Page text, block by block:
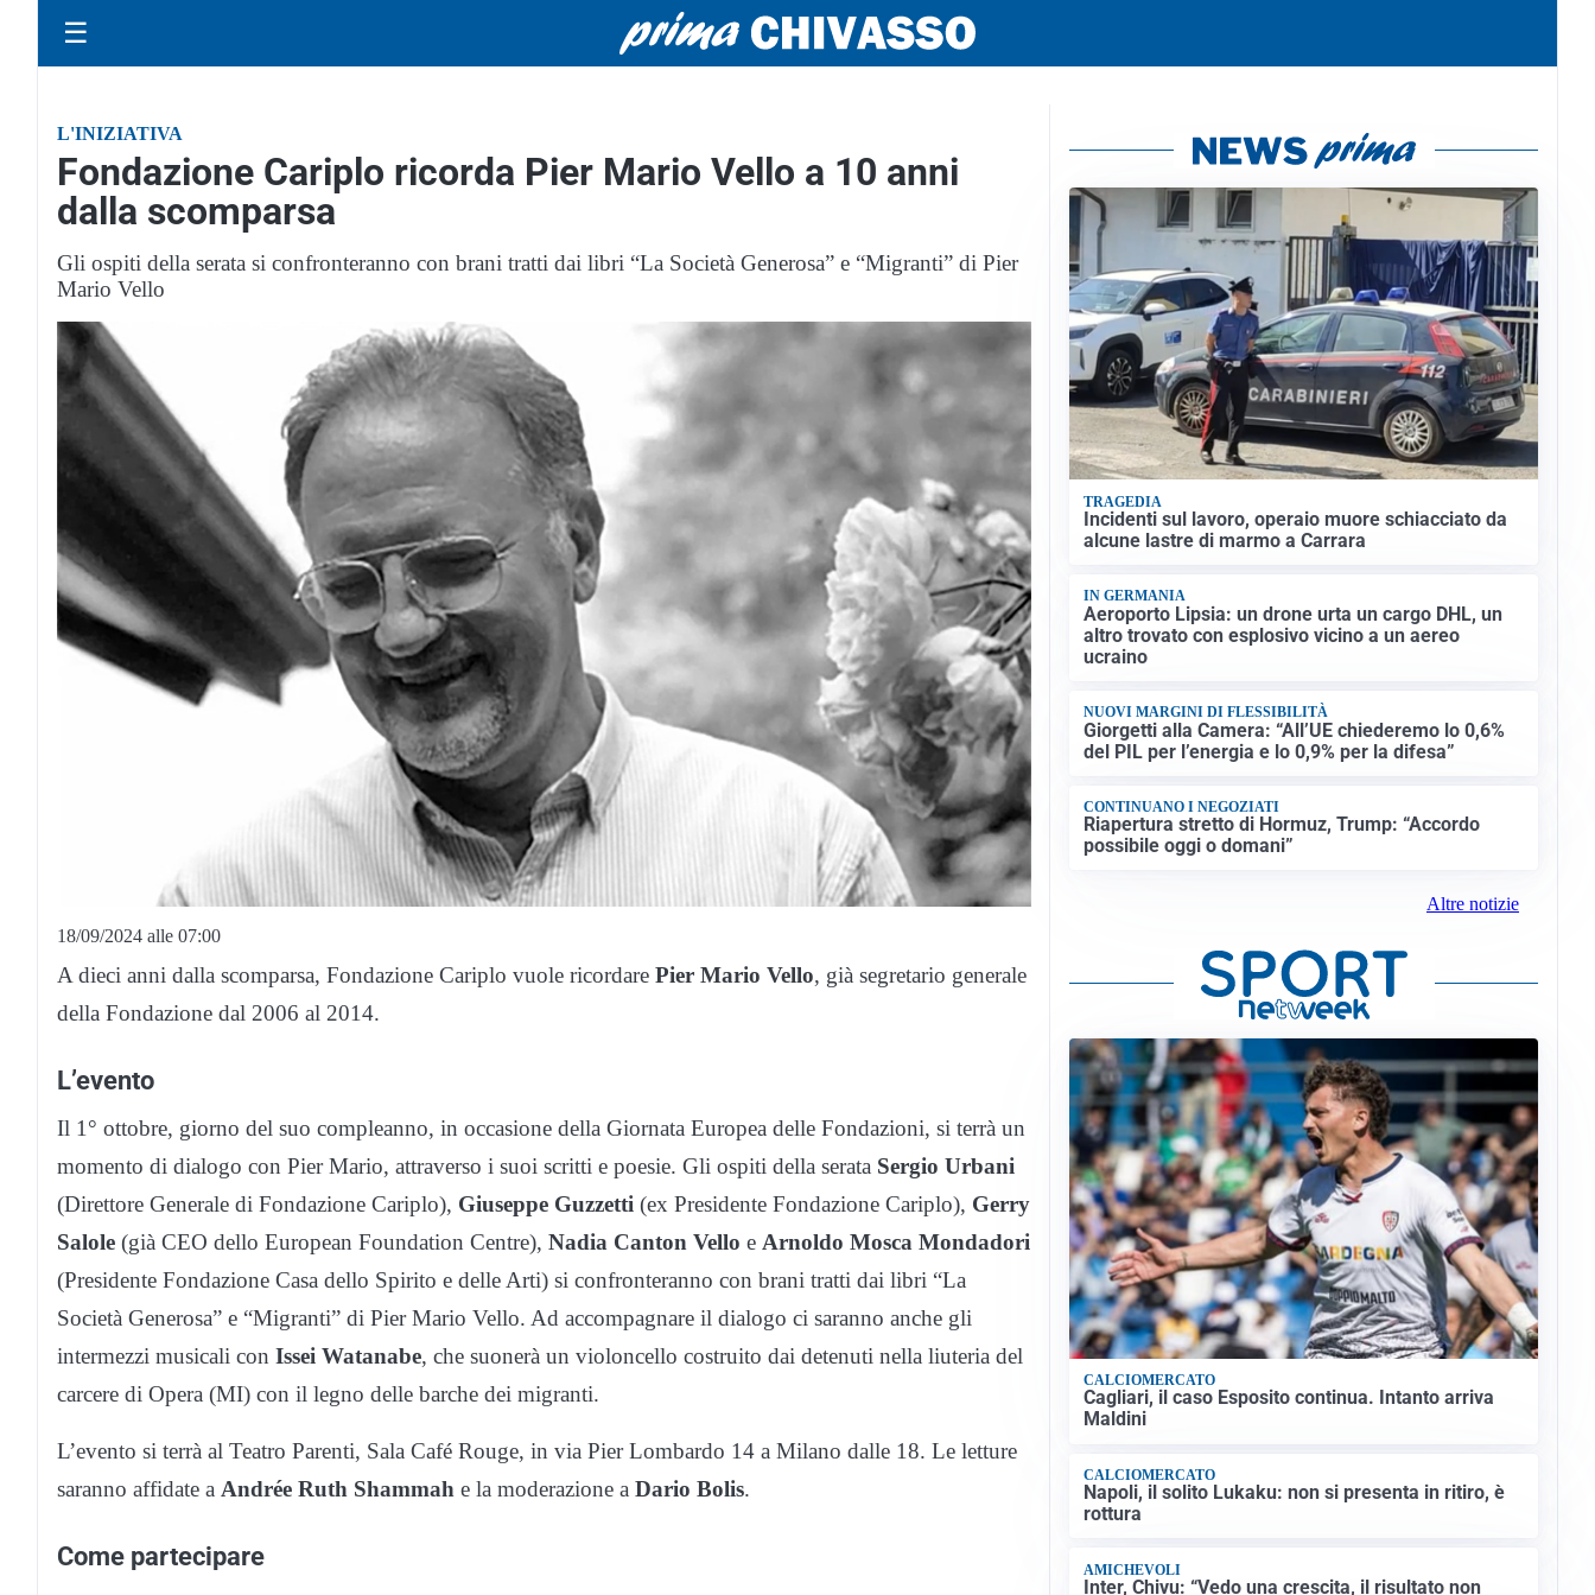
☰
L'INIZIATIVA
Fondazione Cariplo ricorda Pier Mario Vello a 10 anni
dalla scomparsa
Gli ospiti della serata si confronteranno con brani tratti dai libri “La Società Generosa” e “Migranti” di Pier
Mario Vello
18/09/2024 alle 07:00
A dieci anni dalla scomparsa, Fondazione Cariplo vuole ricordare Pier Mario Vello, già segretario generale
della Fondazione dal 2006 al 2014.
L’evento
Il 1° ottobre, giorno del suo compleanno, in occasione della Giornata Europea delle Fondazioni, si terrà un
momento di dialogo con Pier Mario, attraverso i suoi scritti e poesie. Gli ospiti della serata Sergio Urbani
(Direttore Generale di Fondazione Cariplo), Giuseppe Guzzetti (ex Presidente Fondazione Cariplo), Gerry
Salole (già CEO dello European Foundation Centre), Nadia Canton Vello e Arnoldo Mosca Mondadori
(Presidente Fondazione Casa dello Spirito e delle Arti) si confronteranno con brani tratti dai libri “La
Società Generosa” e “Migranti” di Pier Mario Vello. Ad accompagnare il dialogo ci saranno anche gli
intermezzi musicali con Issei Watanabe, che suonerà un violoncello costruito dai detenuti nella liuteria del
carcere di Opera (MI) con il legno delle barche dei migranti.
L’evento si terrà al Teatro Parenti, Sala Café Rouge, in via Pier Lombardo 14 a Milano dalle 18. Le letture
saranno affidate a Andrée Ruth Shammah e la moderazione a Dario Bolis.
Come partecipare
TRAGEDIA
Incidenti sul lavoro, operaio muore schiacciato da
alcune lastre di marmo a Carrara
IN GERMANIA
Aeroporto Lipsia: un drone urta un cargo DHL, un
altro trovato con esplosivo vicino a un aereo
ucraino
NUOVI MARGINI DI FLESSIBILITÀ
Giorgetti alla Camera: “All’UE chiederemo lo 0,6%
del PIL per l’energia e lo 0,9% per la difesa”
CONTINUANO I NEGOZIATI
Riapertura stretto di Hormuz, Trump: “Accordo
possibile oggi o domani”
Altre notizie
CALCIOMERCATO
Cagliari, il caso Esposito continua. Intanto arriva
Maldini
CALCIOMERCATO
Napoli, il solito Lukaku: non si presenta in ritiro, è
rottura
AMICHEVOLI
Inter, Chivu: “Vedo una crescita, il risultato non